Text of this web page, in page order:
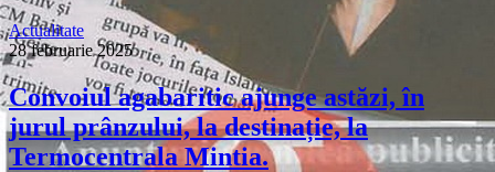
Actualitate
28 februarie 2025
Convoiul agabaritic ajunge astăzi, în
jurul prânzului, la destinație, la
Termocentrala Mintia.